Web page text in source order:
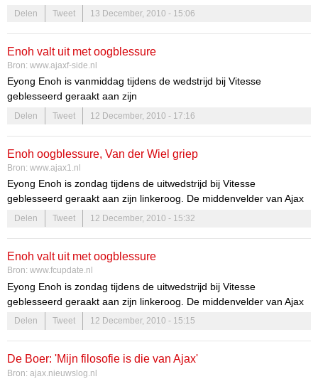
maken. Te beginnen bij de ledenraadverkiezing morgenavond. "Ik
heb de afgelopen weken met zo'n beetje alle oud-spelers
om Ajax te helpen," aldus Cruijff in zijn column voor De Telegraaf.
Delen Tweet 13 December, 2010 - 15:06
Enoh valt uit met oogblessure
Bron: www.ajaxf-side.nl
Eyong Enoh is vanmiddag tijdens de wedstrijd bij Vitesse
geblesseerd geraakt aan zijn
Delen Tweet 12 December, 2010 - 17:16
Enoh oogblessure, Van der Wiel griep
Bron: www.ajax1.nl
Eyong Enoh is zondag tijdens de uitwedstrijd bij Vitesse
geblesseerd geraakt aan zijn linkeroog. De middenvelder van Ajax
moest zich al na 23 minuten laten vervangen.
,,Hij kreeg een bal op zijn oog en toen werd het allemaal wazig'',
stelde trainer Frank de Boer. ,,Met één oog is het lastig voetballen.
Zelfs als je Enoh heet.''
Delen Tweet 12 December, 2010 - 15:32
Enoh valt uit met oogblessure
Bron: www.fcupdate.nl
Eyong Enoh is zondag tijdens de uitwedstrijd bij Vitesse
geblesseerd geraakt aan zijn linkeroog. De middenvelder van Ajax
moest zich al na 23 minuten laten vervangen.
Delen Tweet 12 December, 2010 - 15:15
De Boer: 'Mijn filosofie is die van Ajax'
Bron: ajax.nieuwslog.nl